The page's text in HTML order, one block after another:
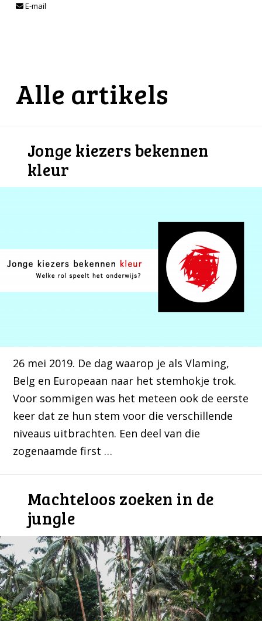
E-mail
Alle artikels
Jonge kiezers bekennen
kleur
26 mei 2019. De dag waarop je als Vlaming,
Belg en Europeaan naar het stemhokje trok.
Voor sommigen was het meteen ook de eerste
keer dat ze hun stem voor die verschillende
niveaus uitbrachten. Een deel van die
zogenaamde first …
Machteloos zoeken in de
jungle